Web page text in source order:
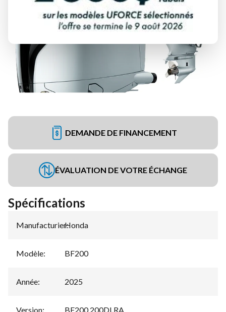
DEMANDE DE FINANCEMENT
ÉVALUATION DE VOTRE ÉCHANGE
Spécifications
Manufacturier:
Honda
Modèle: BF200
Année: 2025
Version: BF200 200DLRA